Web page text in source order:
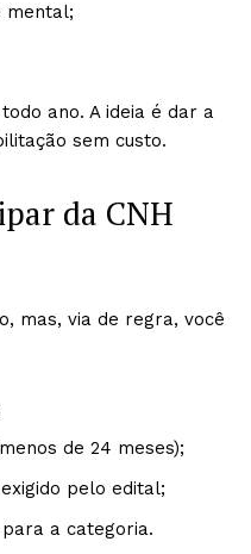
mental;
ano. A ideia é dar a
sem custo.
da CNH
mas, via de regra, você
de 24 meses);
pelo edital;
a categoria.